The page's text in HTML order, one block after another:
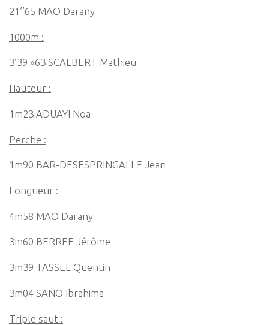
21’’65 MAO Darany
1000m :
3’39 »63 SCALBERT Mathieu
Hauteur :
1m23 ADUAYI Noa
Perche :
1m90 BAR-DESESPRINGALLE Jean
Longueur :
4m58 MAO Darany
3m60 BERREE Jérôme
3m39 TASSEL Quentin
3m04 SANO Ibrahima
Triple saut :